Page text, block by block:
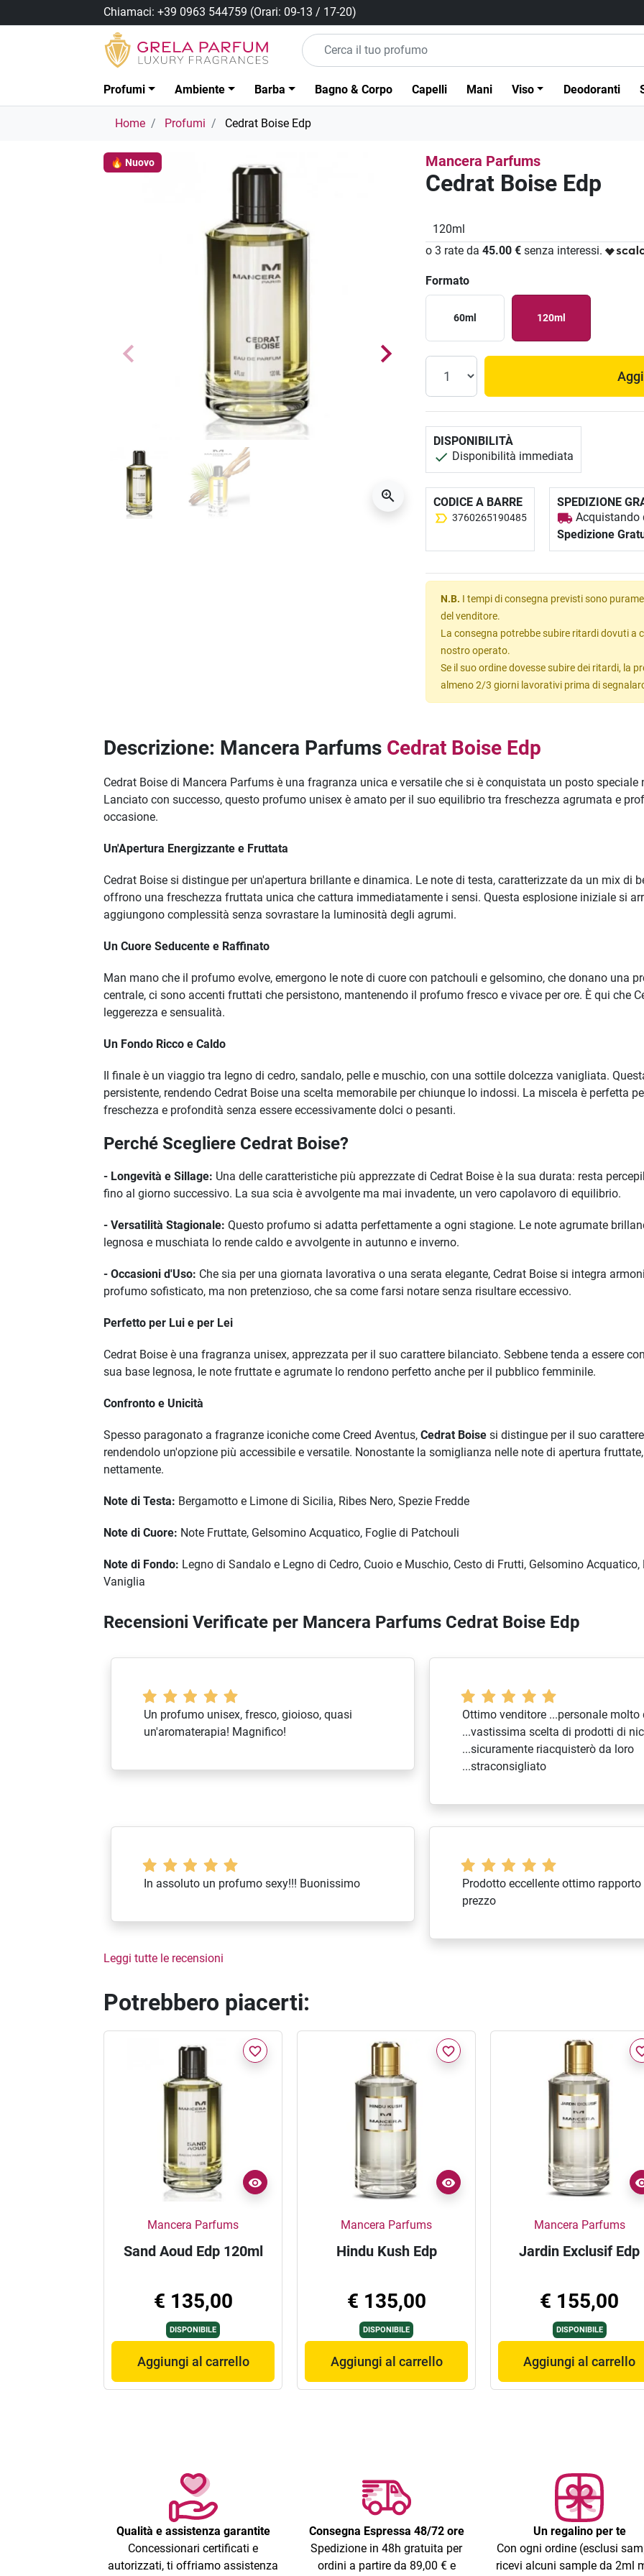
Chiamaci:+39 0963 544759 (Orari: 09-13 / 17-20)
Profumi Ambiente Barba Bagno & Corpo Capelli Mani Viso Deodoranti
Home Profumi Cedrat Boise Edp
🔥 Nuovo Mancera Parfums
Cedrat Boise Edp
120ml
o 3 rate da45.00 € senza interessi.
Formato
60ml 120ml
DISPONIBILITÀ
Disponibilità immediata
CODICE A BARRE
3760265190485
SPEDIZIONE
Acquistando
Spedizione
N.B. I tempi di consegna previsti sono
del venditore.
La consegna potrebbe subire ritardi dovuti a
nostro operato.
Se il suo ordine dovesse subire dei ritardi, la
almeno 2/3 giorni lavorativi prima di
Descrizione: Mancera Parfums Cedrat Boise Edp
Cedrat Boise di Mancera Parfums è una fragranza unica e versatile che si è conquistata un posto
Lanciato con successo, questo profumo unisex è amato per il suo equilibrio tra freschezza agrumata e
occasione.
Un'Apertura Energizzante e Fruttata
Cedrat Boise si distingue per un'apertura brillante e dinamica. Le note di testa, caratterizzate da un mix di
offrono una freschezza fruttata unica che cattura immediatamente i sensi. Questa esplosione iniziale si
aggiungono complessità senza sovrastare la luminosità degli agrumi.
Un Cuore Seducente e Raffinato
Man mano che il profumo evolve, emergono le note di cuore con patchouli e gelsomino, che donano una
centrale, ci sono accenti fruttati che persistono, mantenendo il profumo fresco e vivace per ore. È qui che
leggerezza e sensualità.
Un Fondo Ricco e Caldo
Il finale è un viaggio tra legno di cedro, sandalo, pelle e muschio, con una sottile dolcezza vanigliata.
persistente, rendendo Cedrat Boise una scelta memorabile per chiunque lo indossi. La miscela è perfetta
freschezza e profondità senza essere eccessivamente dolci o pesanti.
Perché Scegliere Cedrat Boise?
- Longevità e Sillage: Una delle caratteristiche più apprezzate di Cedrat Boise è la sua durata: resta
fino al giorno successivo. La sua scia è avvolgente ma mai invadente, un vero capolavoro di equilibrio.
- Versatilità Stagionale: Questo profumo si adatta perfettamente a ogni stagione. Le note agrumate
legnosa e muschiata lo rende caldo e avvolgente in autunno e inverno.
- Occasioni d'Uso: Che sia per una giornata lavorativa o una serata elegante, Cedrat Boise si integra
profumo sofisticato, ma non pretenzioso, che sa come farsi notare senza risultare eccessivo.
Perfetto per Lui e per Lei
Cedrat Boise è una fragranza unisex, apprezzata per il suo carattere bilanciato. Sebbene tenda a essere
sua base legnosa, le note fruttate e agrumate lo rendono perfetto anche per il pubblico femminile.
Confronto e Unicità
Spesso paragonato a fragranze iconiche come Creed Aventus,Cedrat Boise si distingue per il suo
rendendolo un'opzione più accessibile e versatile. Nonostante la somiglianza nelle note di apertura
nettamente.
Note di Testa: Bergamotto e Limone di Sicilia, Ribes Nero, Spezie Fredde
Note di Cuore: Note Fruttate, Gelsomino Acquatico, Foglie di Patchouli
Note di Fondo: Legno di Sandalo e Legno di Cedro, Cuoio e Muschio, Cesto di Frutti, Gelsomino
Vaniglia
Recensioni Verificate per Mancera Parfums Cedrat Boise Edp
Un profumo unisex, fresco, gioioso, quasi
un'aromaterapia! Magnifico!
Ottimo venditore ...personale
...vastissima scelta di prodotti di
...sicuramente riacquisterò da loro
...straconsigliato
In assoluto un profumo sexy!!! Buonissimo
Prodotto eccellente ottimo rapporto
prezzo
Leggi tutte le recensioni
Potrebbero piacerti:
favorite_border
Mancera Parfums
Sand Aoud Edp 120ml
€ 135,00
DISPONIBILE
Aggiungi al carrello
favorite_border
Mancera Parfums
Hindu Kush Edp
€ 135,00
DISPONIBILE
Aggiungi al carrello
Mancera Parfums
Jardin Exclusif Edp
€ 155,00
DISPONIBILE
Aggiungi al carrello
Qualità e assistenza garantite
Concessionari certificati e
autorizzati, ti offriamo assistenza
Consegna Espressa 48/72 ore
Spedizione in 48h gratuita per
ordini a partire da 89,00 € e
Un regalino per te
Con ogni ordine (esclusi
ricevi alcuni sample da 2ml